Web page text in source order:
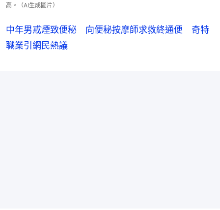
高。（AI生成圖片）
中年男戒煙致便秘 向便秘按摩師求救終通便 奇特
職業引網民熱議